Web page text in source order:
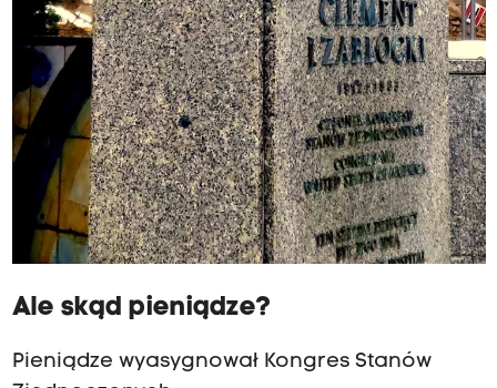
Ale skąd pieniądze?
Pieniądze wyasygnował Kongres Stanów